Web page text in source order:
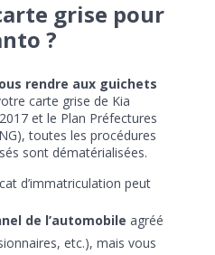
grise pour
?
rendre aux guichets
carte grise de Kia
et le Plan Préfectures
toutes les procédures
sont dématérialisées.
d’immatriculation peut
de l’automobile agréé
etc.), mais vous